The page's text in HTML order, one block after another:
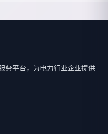
务平台，为电力行业企业提供